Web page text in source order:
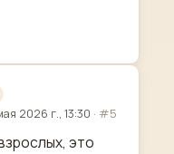
2026 г., 13:30 · #5
это